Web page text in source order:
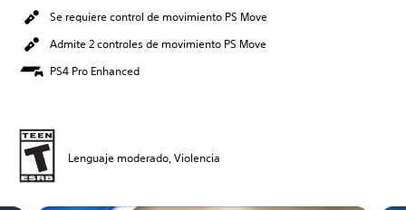
Se requiere control de movimiento PS Move
Admite 2 controles de movimiento PS Move
PS4 Pro Enhanced
Lenguaje moderado, Violencia